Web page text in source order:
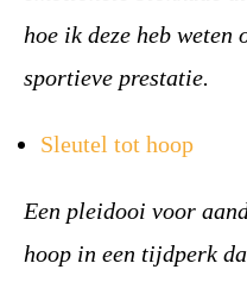
hoe ik deze heb weten
sportieve prestatie.
Sleutel tot hoop
Een pleidooi voor
hoop in een tijdperk